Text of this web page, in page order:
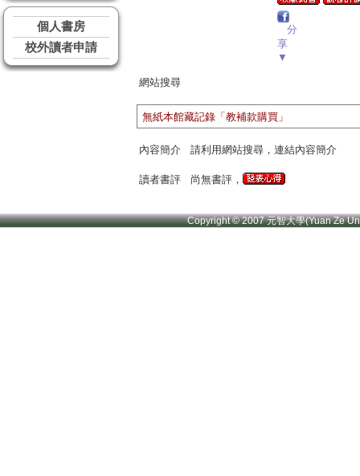
個人書房
校外讀者申請
分
享
▼
網站搜尋
無紙本館藏記錄「教補款購買」
內容簡介 請利用網站搜尋，連結內容簡介
讀者書評 尚無書評，
Copyright © 2007 元智大學(Yuan Ze